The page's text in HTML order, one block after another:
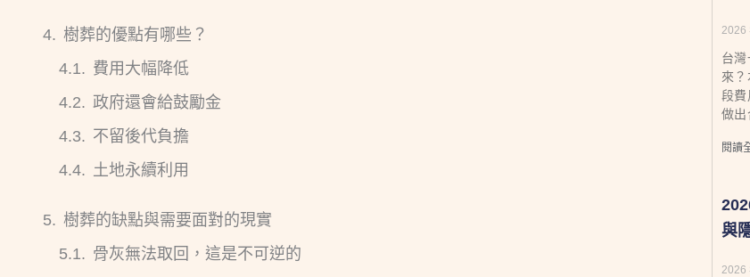
樹葬的優點有哪些？
費用大幅降低
政府還會給鼓勵金
不留後代負擔
土地永續利用
樹葬的缺點與需要面對的現實
骨灰無法取回，這是不可逆的
2026
台
來
段費
做出
閱讀
與
2026